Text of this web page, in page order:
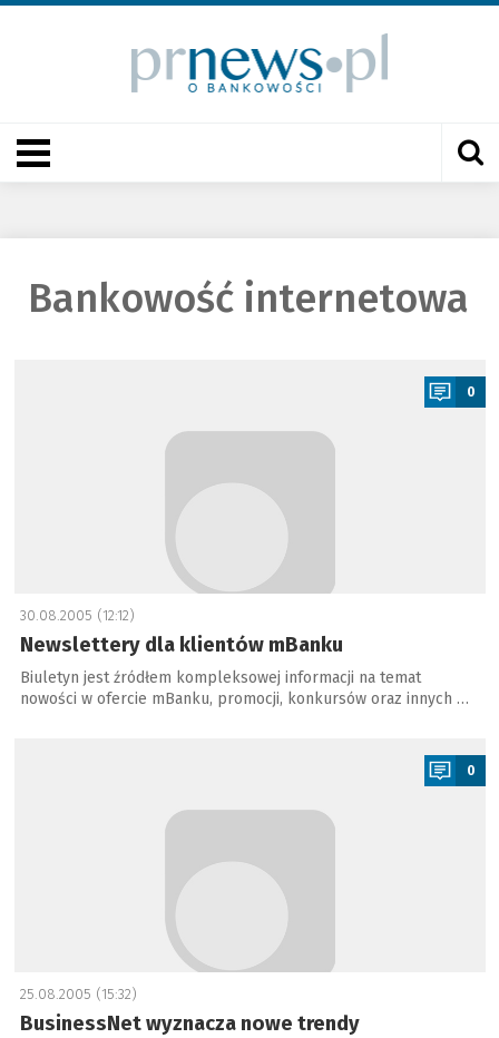
Bankowość internetowa
0
30.08.2005 (12:12)
Newslettery dla klientów mBanku
Biuletyn jest źródłem kompleksowej informacji na temat
nowości w ofercie mBanku, promocji, konkursów oraz innych …
0
25.08.2005 (15:32)
BusinessNet wyznacza nowe trendy